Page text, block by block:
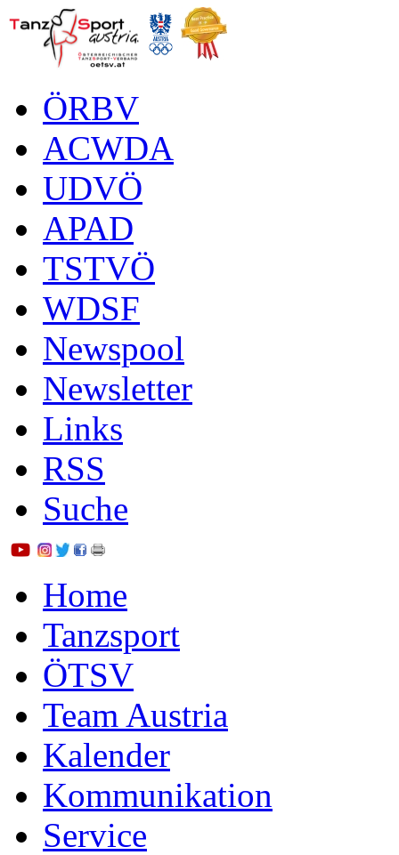
ÖRBV
ACWDA
UDVÖ
APAD
TSTVÖ
WDSF
Newspool
Newsletter
Links
RSS
Suche
Home
Tanzsport
ÖTSV
Team Austria
Kalender
Kommunikation
Service